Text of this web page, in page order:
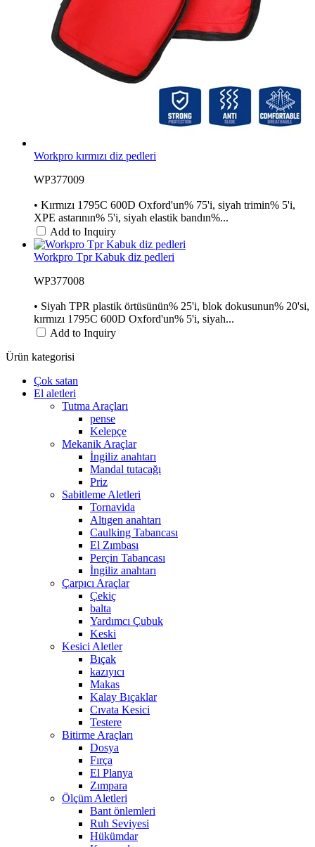
Workpro kırmızı diz pedleri
WP377009
• Kırmızı 1795C 600D Oxford'un% 75'i, siyah trimin% 5'i,
XPE astarının% 5'i, siyah elastik bandın%...
Add to Inquiry
Workpro Tpr Kabuk diz pedleri
WP377008
• Siyah TPR plastik örtüsünün% 25'i, blok dokusunun% 20'si,
kırmızı 1795C 600D Oxford'un% 5'i, siyah...
Add to Inquiry
Ürün kategorisi
Çok satan
El aletleri
Tutma Araçları
pense
Kelepçe
Mekanik Araçlar
İngiliz anahtarı
Mandal tutacağı
Priz
Sabitleme Aletleri
Tornavida
Altıgen anahtarı
Caulking Tabancası
El Zımbası
Perçin Tabancası
İngiliz anahtarı
Çarpıcı Araçlar
Çekiç
balta
Yardımcı Çubuk
Keski
Kesici Aletler
Bıçak
kazıyıcı
Makas
Kalay Bıçaklar
Cıvata Kesici
Testere
Bitirme Araçları
Dosya
Fırça
El Planya
Zımpara
Ölçüm Aletleri
Bant önlemleri
Ruh Seviyesi
Hükümdar